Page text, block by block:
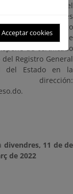
de 1 de octubre, del
Administraciones
en Murcia (código
referencias que
de certificado
Registro General
del Estado en la
divendres, 11 de de
de 2022
Acceptar cookies